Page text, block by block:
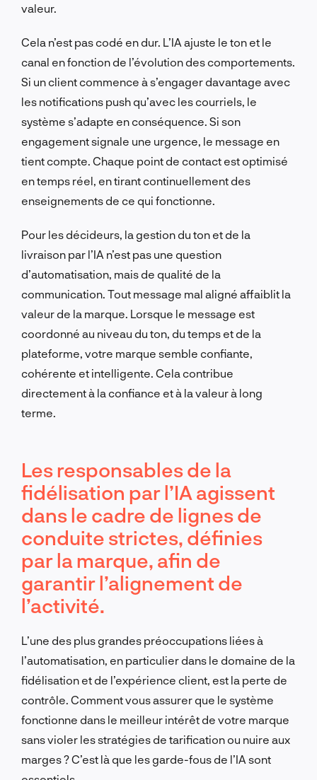
valeur.
Cela n’est pas codé en dur. L’IA ajuste le ton et le
canal en fonction de l’évolution des comportements.
Si un client commence à s’engager davantage avec
les notifications push qu’avec les courriels, le
système s’adapte en conséquence. Si son
engagement signale une urgence, le message en
tient compte. Chaque point de contact est optimisé
en temps réel, en tirant continuellement des
enseignements de ce qui fonctionne.
Pour les décideurs, la gestion du ton et de la
livraison par l’IA n’est pas une question
d’automatisation, mais de qualité de la
communication. Tout message mal aligné affaiblit la
valeur de la marque. Lorsque le message est
coordonné au niveau du ton, du temps et de la
plateforme, votre marque semble confiante,
cohérente et intelligente. Cela contribue
directement à la confiance et à la valeur à long
terme.
Les responsables de la
fidélisation par l’IA agissent
dans le cadre de lignes de
conduite strictes, définies
par la marque, afin de
garantir l’alignement de
l’activité.
L’une des plus grandes préoccupations liées à
l’automatisation, en particulier dans le domaine de la
fidélisation et de l’expérience client, est la perte de
contrôle. Comment vous assurer que le système
fonctionne dans le meilleur intérêt de votre marque
sans violer les stratégies de tarification ou nuire aux
marges ? C’est là que les garde-fous de l’IA sont